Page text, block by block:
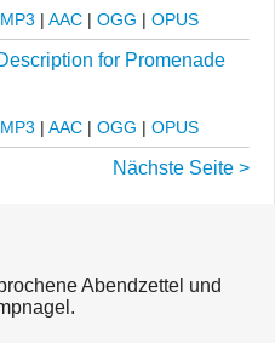
MP3 | AAC | OGG | OPUS
for Promenade
MP3 | AAC | OGG | OPUS
Nächste Seite >
Abendzettel und